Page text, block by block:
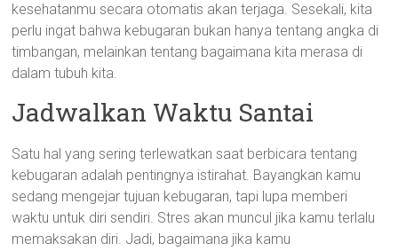
kesehatanmu secara otomatis akan terjaga. Sesekali, kita
perlu ingat bahwa kebugaran bukan hanya tentang angka di
timbangan, melainkan tentang bagaimana kita merasa di
dalam tubuh kita.
Jadwalkan Waktu Santai
Satu hal yang sering terlewatkan saat berbicara tentang
kebugaran adalah pentingnya istirahat. Bayangkan kamu
sedang mengejar tujuan kebugaran, tapi lupa memberi
waktu untuk diri sendiri. Stres akan muncul jika kamu terlalu
memaksakan diri. Jadi, bagaimana jika kamu